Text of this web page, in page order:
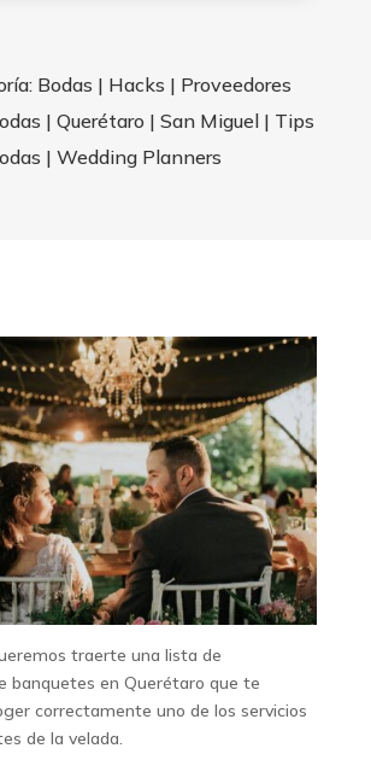
Bodas | Hacks | Proveedores
| Querétaro | San Miguel| Tips
| Wedding Planners
traerte una lista de
banquetes en Querétaro que te
correctamente uno de los servicios
de la velada.